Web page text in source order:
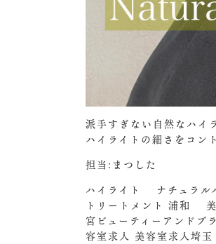
派手すぎない自然なハイ
ハイライトの細さをコン
担当:まつした
ハイライト ナチュラル
トリートメント 浦和
宮ビューティーアンドブ
容室求人 美容室求人埼玉